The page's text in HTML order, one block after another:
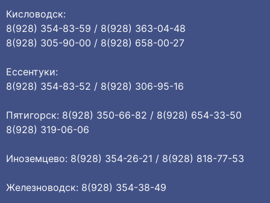
Кисловодск:
8(928) 354-83-59 / 8(928) 363-04-48
8(928) 305-90-00 / 8(928) 658-00-27
Ессентуки:
8(928) 354-83-52 / 8(928) 306-95-16
Пятигорск: 8(928) 350-66-82 / 8(928) 654-33-50
8(928) 319-06-06
Иноземцево: 8(928) 354-26-21 / 8(928) 818-77-53
Железноводск: 8(928) 354-38-49